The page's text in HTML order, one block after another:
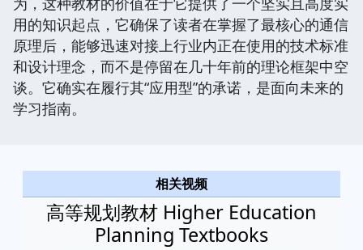
用的知识起点，它确保了读者在掌握了最核心的通信
原理后，能够迅速对接上行业内正在使用的技术标准
和设计理念，而不是停留在几十年前的理论框架中空
谈。它确实在履行其“应用型”的承诺，是面向未来的
学习指南。
相关视频
高等规划教材 Higher Education
Planning Textbooks